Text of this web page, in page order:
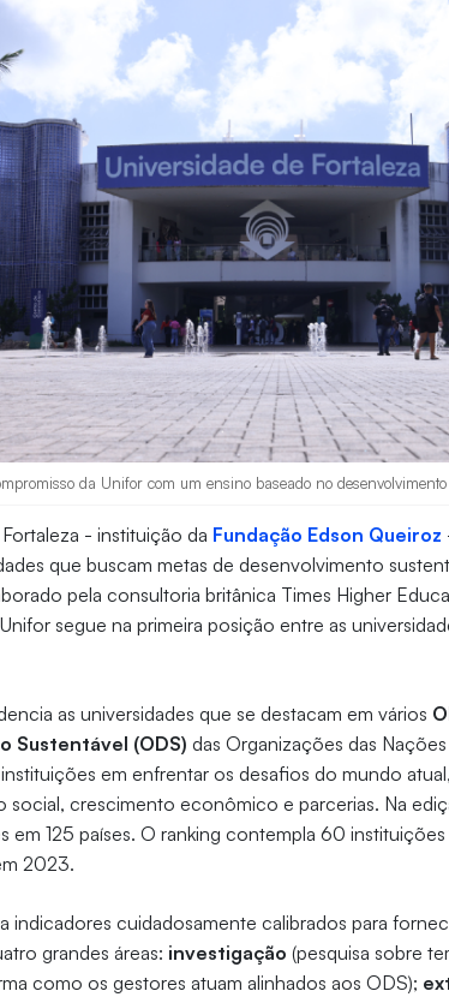
da Unifor com um ensino baseado no
- instituição da Fundação Edson Queiroz
que buscam metas de desenvolvimento
pela consultoria britânica Times Higher
segue na primeira posição entre as
as universidades que se destacam em vários
Sustentável (ODS) das Organizações das
em enfrentar os desafios do mundo
social, crescimento econômico e parcerias. Na
em 125 países. O ranking contempla 60
2023.
indicadores cuidadosamente calibrados para
grandes áreas: investigação(pesquisa sobre
como os gestores atuam alinhados aos ODS);